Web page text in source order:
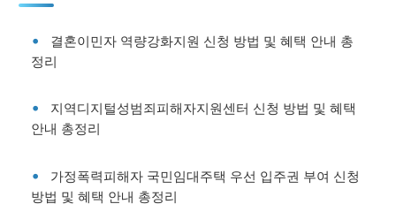
결혼이민자 역량강화지원 신청 방법 및 혜택 안내 총
정리
지역디지털성범죄피해자지원센터 신청 방법 및 혜택
안내 총정리
가정폭력피해자 국민임대주택 우선 입주권 부여 신청
방법 및 혜택 안내 총정리